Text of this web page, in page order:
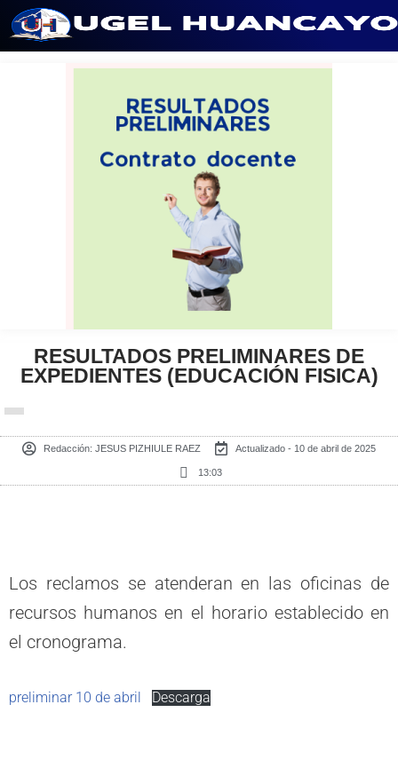
RESULTADOS PRELIMINARES DE
EXPEDIENTES (EDUCACIÓN FISICA)
Redacción: JESUS PIZHIULE RAEZ Actualizado - 10 de abril de 2025
13:03
Los reclamos se atenderan en las oficinas de
recursos humanos en el horario establecido en
el cronograma.
preliminar 10 de abril Descarga